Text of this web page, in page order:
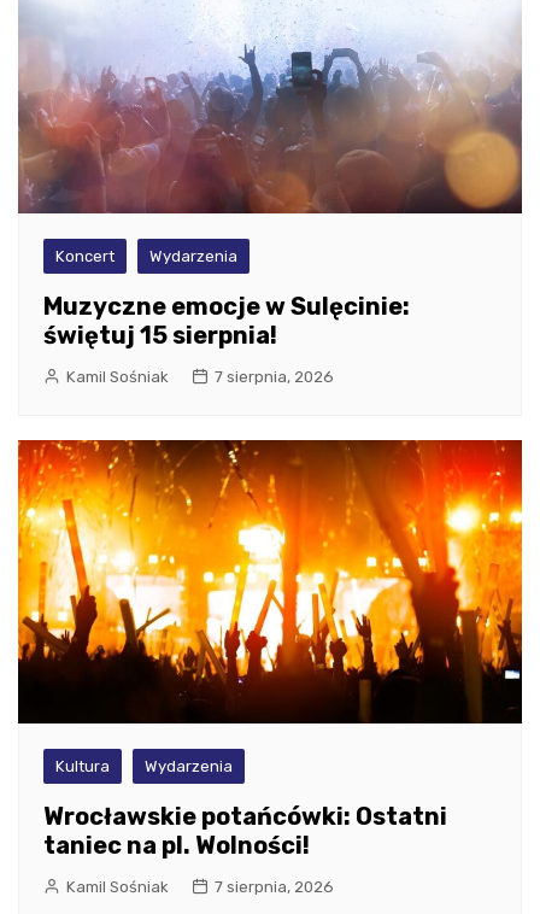
Koncert Wydarzenia
Muzyczne emocje w Sulęcinie:
świętuj 15 sierpnia!
Kamil Sośniak 7 sierpnia, 2026
Kultura Wydarzenia
Wrocławskie potańcówki: Ostatni
taniec na pl. Wolności!
Kamil Sośniak 7 sierpnia, 2026